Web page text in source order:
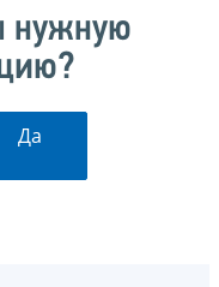
нужную
Да